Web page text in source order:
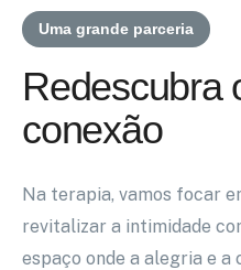
Uma grande parceria
Redescubra
conexão
Na terapia, vamos focar
revitalizar a intimidade
espaço onde a alegria e a